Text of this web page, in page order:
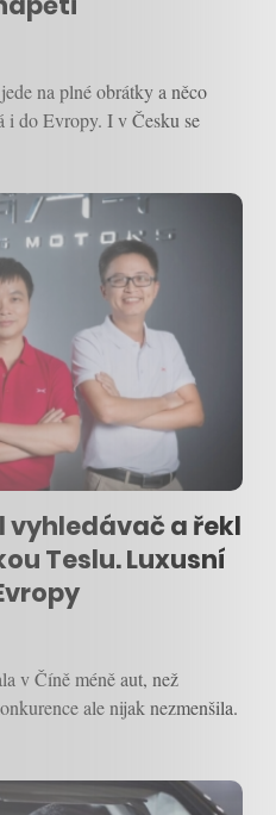
na plné obrátky a něco
i do Evropy. I v Česku se
vyhledávač a řekl
Teslu. Luxusní
v Číně méně aut, než
ale nijak nezmenšila.